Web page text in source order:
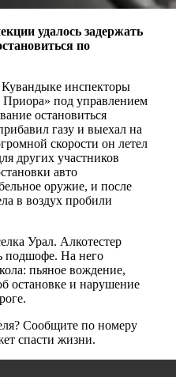
удалось задержать
по
инспекторы
Приора» под управлением
остановиться
газу и выехал на
скорости он летел
других участников
авто
оружие, и после
в воздух пробили
Урал. Алкотестер
подшофе. На него
пьяное вождение,
остановке и нарушение
Сообщите по номеру
спасти жизни.